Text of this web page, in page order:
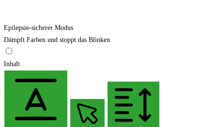
Epilepsie-sicherer Modus
Dämpft Farben und stoppt das Blinken
Inhalt